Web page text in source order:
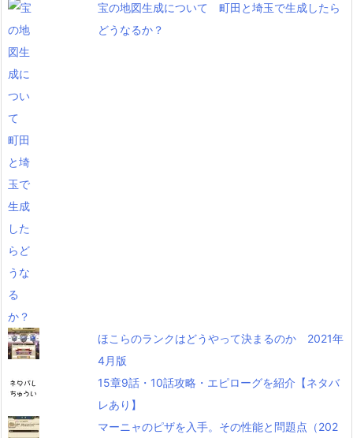
宝の地図生成について 町田と埼玉で生成したら
どうなるか？
ほこらのランクはどうやって決まるのか 2021年
4月版
15章9話・10話攻略・エピローグを紹介【ネタバ
レあり】
マーニャのピザを入手。その性能と問題点（202